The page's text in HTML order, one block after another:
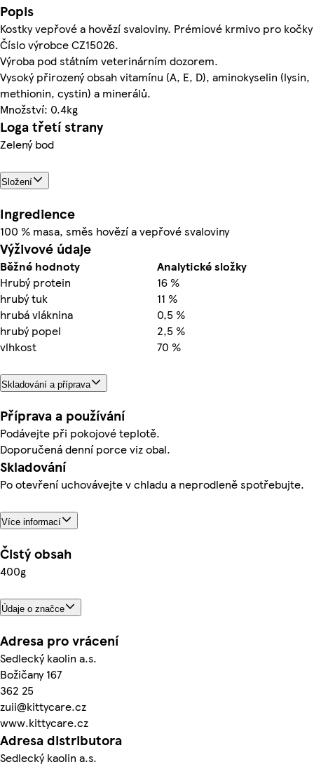
Popis
Kostky vepřové a hovězí svaloviny. Prémiové krmivo pro kočky
Číslo výrobce CZ15026.
Výroba pod státním veterinárním dozorem.
Vysoký přirozený obsah vitamínu (A, E, D), aminokyselin (lysin,
methionin, cystin) a minerálů.
Množství: 0.4kg
Loga třetí strany
Zelený bod
Složení
Ingredience
100 % masa, směs hovězí a vepřové svaloviny
Výživové údaje
Běžné hodnoty
Analytické složky
Hrubý protein
16 %
hrubý tuk
11 %
hrubá vláknina
0,5 %
hrubý popel
2,5 %
vlhkost
70 %
Skladování a příprava
Příprava a používání
Podávejte při pokojové teplotě.
Doporučená denní porce viz obal.
Skladování
Po otevření uchovávejte v chladu a neprodleně spotřebujte.
Více informací
Čistý obsah
400g
Údaje o značce
Adresa pro vrácení
Sedlecký kaolin a.s.
Božičany 167
362 25
zuii@kittycare.cz
www.kittycare.cz
Adresa distributora
Sedlecký kaolin a.s.